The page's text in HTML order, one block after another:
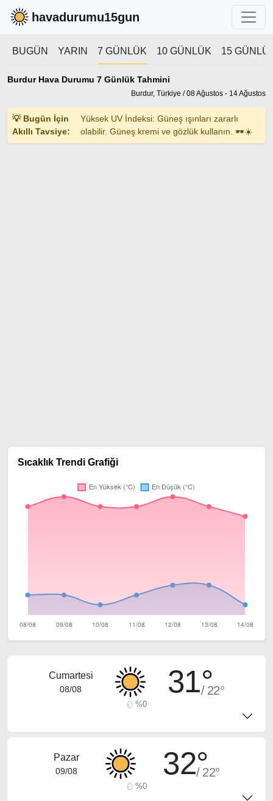
havadurumu15gun
BUGÜN YARIN 7 GÜNLÜK 10 GÜNLÜK 15
Burdur Hava Durumu 7 Günlük Tahmini
Burdur, Türkiye / 08 Ağustos - 14 Ağustos
💡 Bugün İçin
Akıllı Tavsiye:
Yüksek UV İndeksi: Güneş ışınları zararlı
olabilir. Güneş kremi ve gözlük kullanın. 🕶️☀️
Sıcaklık Trendi Grafiği
Cumartesi
08/08 31°/ 22°
%0
Pazar
09/08 32°/ 22°
%0